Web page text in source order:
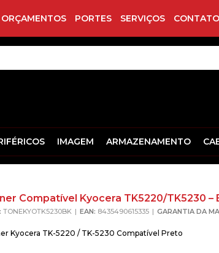
ORÇAMENTOS PORTES SERVIÇOS
IMAGEM ARMAZENAMENTO
Compatível Kyocera TK5220/TK5230 –
TONEKYOTK5230BK EAN: 8435490615335 GARANTIA DA
Kyocera TK-5220 / TK-5230 Compatível Preto